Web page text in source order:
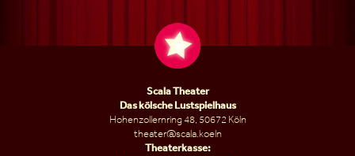
Scala Theater
Das kölsche Lustspielhaus
Hohenzollernring 48, 50672 Köln
theater@scala.koeln
Theaterkasse: